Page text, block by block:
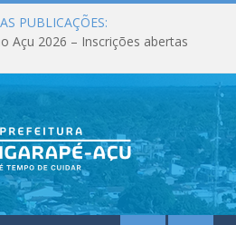
PUBLICAÇÕES:
Açu 2026 – Inscrições abertas